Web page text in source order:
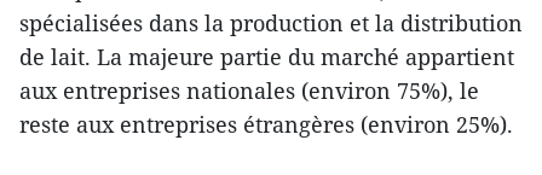
spécialisées dans la production et la distribution
de lait. La majeure partie du marché appartient
aux entreprises nationales (environ 75%), le
reste aux entreprises étrangères (environ 25%).